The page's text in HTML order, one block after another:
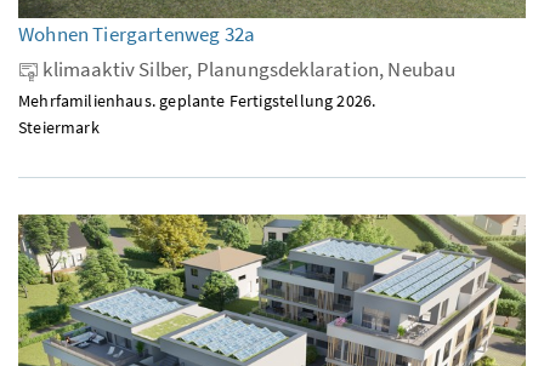
Wohnen Tiergartenweg 32a
klimaaktiv Silber, Planungsdeklaration, Neubau
Mehrfamilienhaus. geplante Fertigstellung 2026.
Steiermark